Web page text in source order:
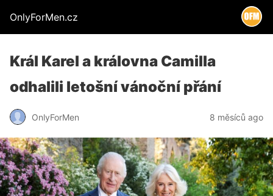
OnlyForMen.cz
Král Karel a královna Camilla
odhalili letošní vánoční přání
OnlyForMen 8 měsíců ago